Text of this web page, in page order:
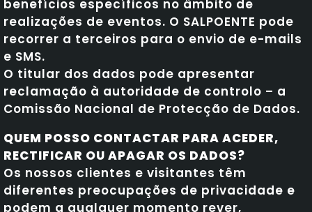
benefícios específicos no âmbito de
realizações de eventos. O SALPOENTE pode
recorrer a terceiros para o envio de e-mails
e SMS.
O titular dos dados pode apresentar
reclamação à autoridade de controlo – a
Comissão Nacional de Protecção de Dados.
QUEM POSSO CONTACTAR PARA ACEDER,
RECTIFICAR OU APAGAR OS DADOS?
Os nossos clientes e visitantes têm
diferentes preocupações de privacidade e
podem a qualquer momento rever,